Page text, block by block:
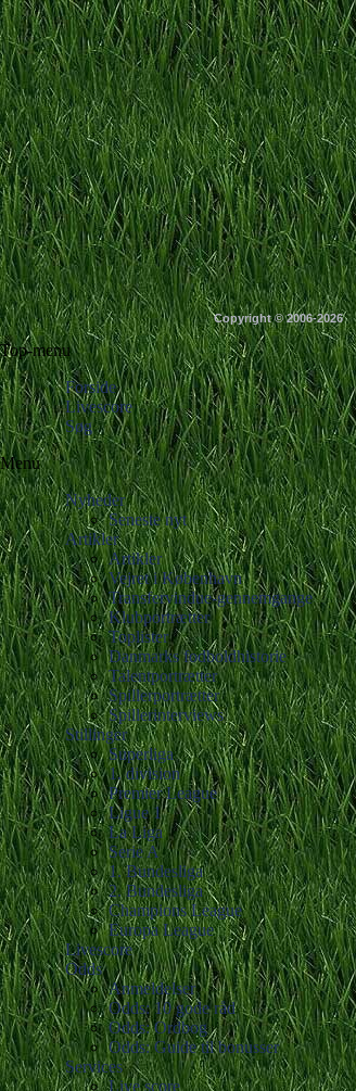
Copyright © 2006-2026
Top-menu
Forside
Livescore
Søg
Menu
Nyheder
Seneste nyt
Artikler
Artikler
Vejret i København
Transfervindue-gennemgange
Klubportrætter
Toplister
Danmarks fodboldhistorie
Talentportrætter
Spillerportrætter
Spillerinterviews
Stillinger
Superliga
1. division
Premier League
Ligue 1
La Liga
Serie A
1. Bundesliga
2. Bundesliga
Champions League
Europa League
Livescore
Odds
Anmeldelser
Odds: 10 gode råd
Odds: Ordbog
Odds: Guide til bonusser
Services
Live score